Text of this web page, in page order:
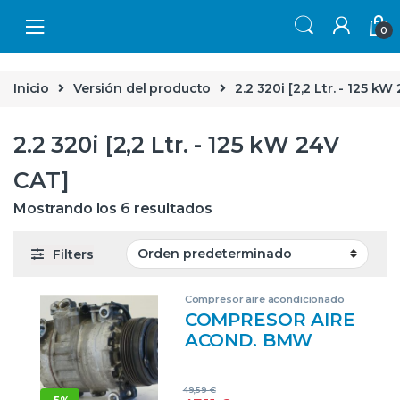
0
Inicio Versión del producto 2.2 320i [2,2 Ltr. - 125 kW
2.2 320i [2,2 Ltr. - 125 kW 24V
CAT]
Mostrando los 6 resultados
Filters
Compresor aire acondicionado
COMPRESOR AIRE
ACOND. BMW
49,59€